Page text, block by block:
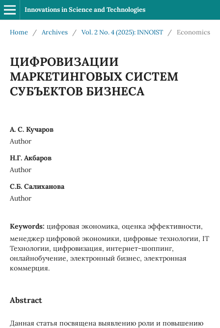
Innovations in Science and Technologies
Home / Archives / Vol. 2 No. 4 (2025): INNOIST / Economics
ЦИФРОВИЗАЦИИ
МАРКЕТИНГОВЫХ СИСТЕМ
СУБЪЕКТОВ БИЗНЕСА
А. С. Кучаров
Author
Н.Г. Акбаров
Author
С.Б. Салиханова
Author
Keywords: цифровая экономика, оценка эффективности,
менеджер цифровой экономики, цифровые технологии, IT
Технологии, цифровизация, интернет-шоппинг,
онлайнобучение, электронный бизнес, электронная
коммерция.
Abstract
Данная статья посвящена выявлению роли и повышению